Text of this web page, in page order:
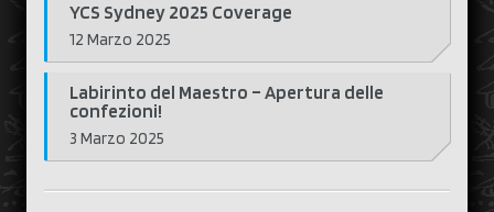
YCS Sydney 2025 Coverage
12 Marzo 2025
Labirinto del Maestro – Apertura delle
confezioni!
3 Marzo 2025